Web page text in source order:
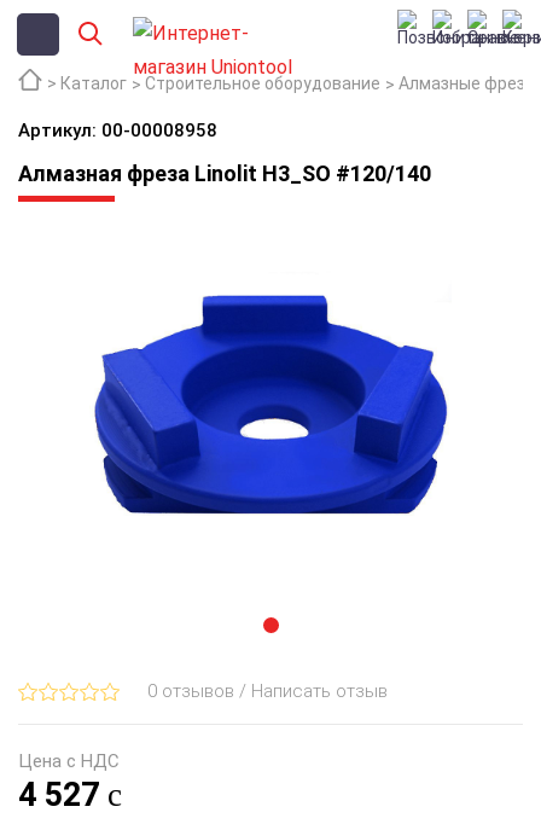
Каталог Строительное оборудование Алмазные
Артикул: 00-00008958
Алмазная фреза Linolit H3_SO #120/140
0 отзывов / Написать отзыв
Цена с НДС
4 527